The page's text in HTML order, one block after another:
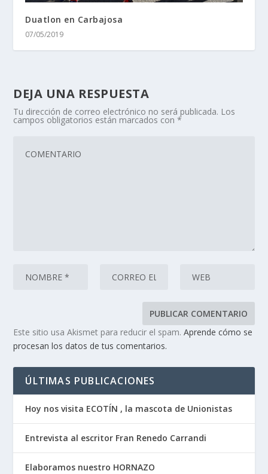
Duatlon en Carbajosa
07/05/2019
DEJA UNA RESPUESTA
Tu dirección de correo electrónico no será publicada. Los
campos obligatorios están marcados con*
Este sitio usa Akismet para reducir el spam.Aprende cómo se
procesan los datos de tus comentarios.
ÚLTIMAS PUBLICACIONES
Hoy nos visita ECOTÍN , la mascota de Unionistas
Entrevista al escritor Fran Renedo Carrandi
Elaboramos nuestro HORNAZO